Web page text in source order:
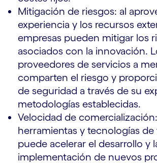
Mitigación de riesgos: al
experiencia y los recursos
empresas pueden mitigar los
asociados con la innovación.
proveedores de servicios a
comparten el riesgo y
de seguridad a través de su
metodologías establecidas.
Velocidad de
herramientas y tecnologías de
puede acelerar el desarrollo y
implementación de nuevos